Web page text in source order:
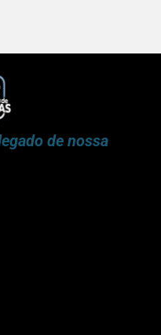
de nossa